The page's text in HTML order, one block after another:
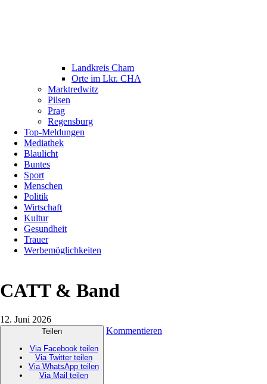
Landkreis Cham
Orte im Lkr. CHA
Marktredwitz
Pilsen
Prag
Regensburg
Top-Meldungen
Mediathek
Blaulicht
Buntes
Sport
Menschen
Politik
Wirtschaft
Kultur
Gesundheit
Trauer
Werbemöglichkeiten
CATT & Band
12. Juni 2026
Teilen
Via Facebook teilen
Via Twitter teilen
Via WhatsApp teilen
Via Mail teilen
Kommentieren